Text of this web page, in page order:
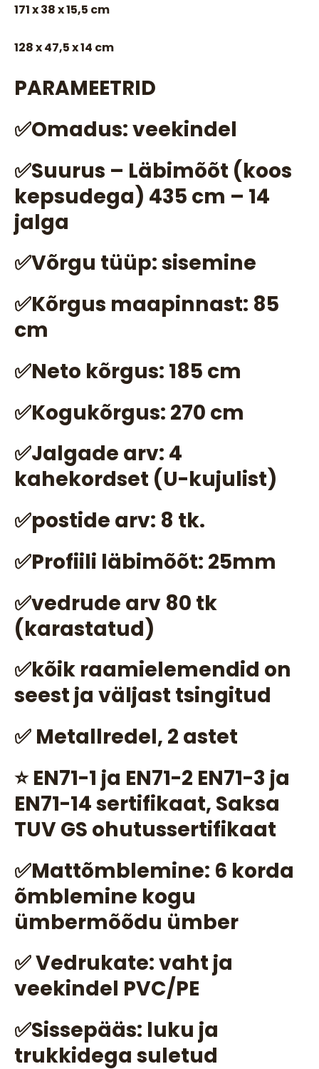
171 x 38 x 15,5 cm
128 x 47,5 x 14 cm
PARAMEETRID
✅Omadus: veekindel
✅Suurus – Läbimõõt (koos
kepsudega) 435 cm – 14
jalga
✅Võrgu tüüp: sisemine
✅Kõrgus maapinnast: 85
cm
✅Neto kõrgus: 185 cm
✅Kogukõrgus: 270 cm
✅Jalgade arv: 4
kahekordset (U-kujulist)
✅postide arv: 8 tk.
✅Profiili läbimõõt: 25mm
✅vedrude arv 80 tk
(karastatud)
✅kõik raamielemendid on
seest ja väljast tsingitud
✅ Metallredel, 2 astet
⭐ EN71-1 ja EN71-2 EN71-3 ja
EN71-14 sertifikaat, Saksa
TUV GS ohutussertifikaat
✅Mattõmblemine: 6 korda
õmblemine kogu
ümbermõõdu ümber
✅ Vedrukate: vaht ja
veekindel PVC/PE
✅Sissepääs: luku ja
trukkidega suletud